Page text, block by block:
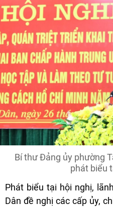
Bí thư Đảng ủy phường
phát biểu
Phát biểu tại hội nghị,
Dân đề nghị các cấp ủy,